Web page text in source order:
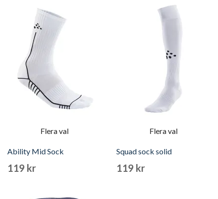
Flera val
Ability Mid Sock
119 kr
Flera val
Squad sock solid
119 kr